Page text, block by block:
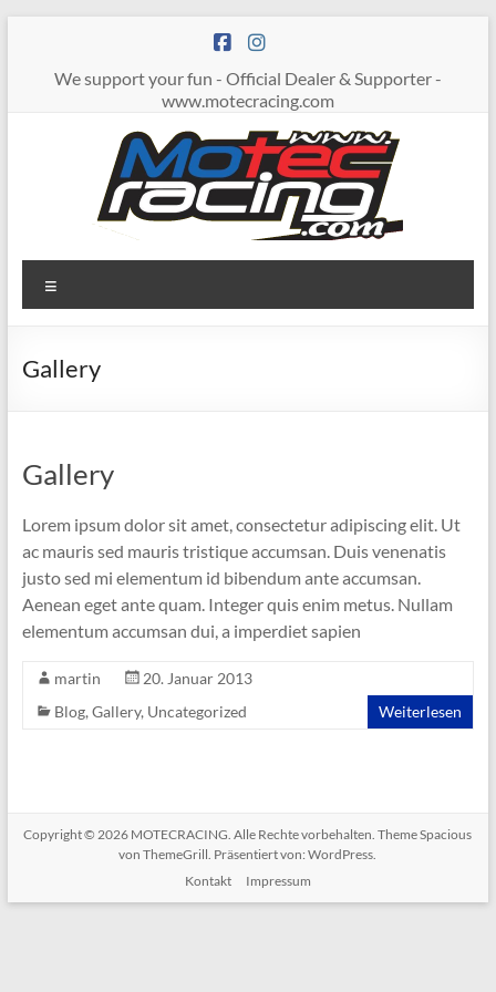
springenWe support your fun - Official Dealer & Supporter -
www.motecracing.com
MOTECRACING
Gallery
Gallery
Lorem ipsum dolor sit amet, consectetur adipiscing elit. Ut
ac mauris sed mauris tristique accumsan. Duis venenatis
justo sed mi elementum id bibendum ante accumsan.
Aenean eget ante quam. Integer quis enim metus. Nullam
elementum accumsan dui, a imperdiet sapien
martin
20. Januar 2013
Blog, Gallery, Uncategorized Weiterlesen
Copyright © 2026 MOTECRACING. Alle Rechte vorbehalten. ThemeSpacious
von ThemeGrill. Präsentiert von:WordPress.
Kontakt
Impressum